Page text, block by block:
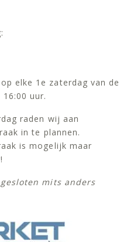
elke 1e zaterdag van de
uur.
raden wij aan
in te plannen.
is mogelijk maar
mits anders